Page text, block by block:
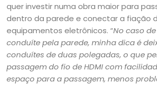
quer investir numa obra maior para
dentro da parede e conectar a fiação
equipamentos eletrônicos. “No caso
conduíte pela parede, minha dica é
conduítes de duas polegadas, o que
passagem do fio de HDMI com
espaço para a passagem, menos